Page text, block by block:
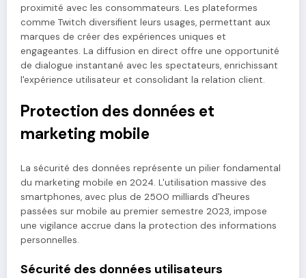
proximité avec les consommateurs. Les plateformes
comme Twitch diversifient leurs usages, permettant aux
marques de créer des expériences uniques et
engageantes. La diffusion en direct offre une opportunité
de dialogue instantané avec les spectateurs, enrichissant
l'expérience utilisateur et consolidant la relation client.
Protection des données et
marketing mobile
La sécurité des données représente un pilier fondamental
du marketing mobile en 2024. L'utilisation massive des
smartphones, avec plus de 2500 milliards d'heures
passées sur mobile au premier semestre 2023, impose
une vigilance accrue dans la protection des informations
personnelles.
Sécurité des données utilisateurs